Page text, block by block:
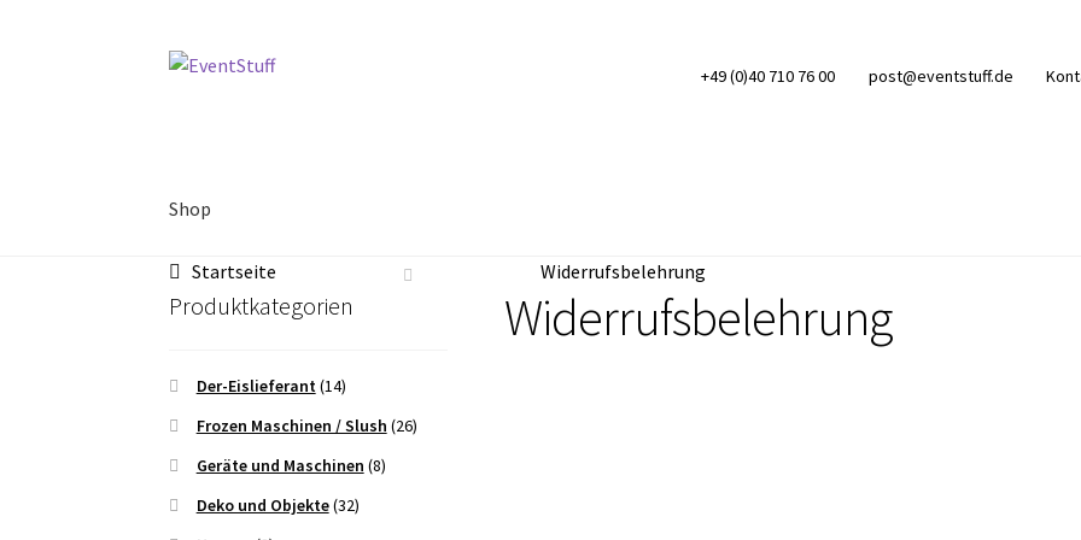
Zur
Zum
+49 (0)40 710 76 00 post@eventstuff.de
Shop
StartAGBAnfrage Datenschutzbelehrung ImpressumKasse
Startseite Widerrufsbelehrung
Widerrufsbelehrung
Produktkategorien
Der-Eislieferant (14)
Frozen Maschinen / Slush (26)
Geräte und Maschinen (8)
Deko und Objekte(32)